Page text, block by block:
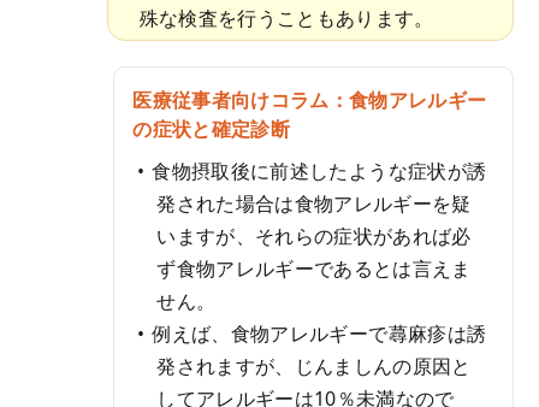
殊な検査を行うこともあります。
医療従事者向けコラム：食物アレルギー
の症状と確定診断
食物摂取後に前述したような症状が誘
発された場合は食物アレルギーを疑
いますが、それらの症状があれば必
ず食物アレルギーであるとは言えま
せん。
例えば、食物アレルギーで蕁麻疹は誘
発されますが、じんましんの原因と
してアレルギーは10％未満なので